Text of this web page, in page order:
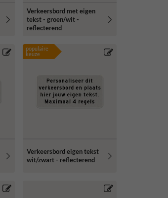
Verkeersbord met eigen
tekst - groen/wit -
reflecterend
populaire
keuze
Verkeersbord eigen tekst
wit/zwart - reflecterend